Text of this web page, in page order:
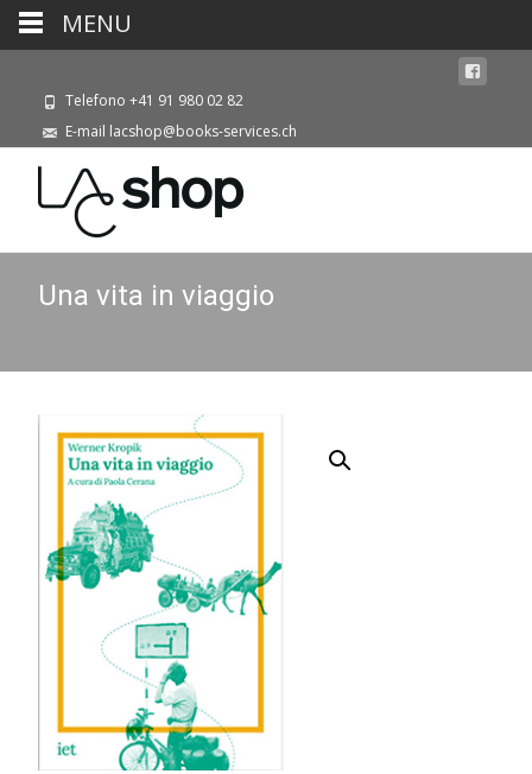
Telefono +41 91 980 02 82
E-mail lacshop@books-services.ch
Una vita in viaggio
MENU